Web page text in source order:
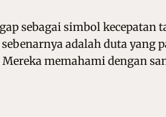
sebagai simbol kecepatan
adalah duta yang
memahami dengan